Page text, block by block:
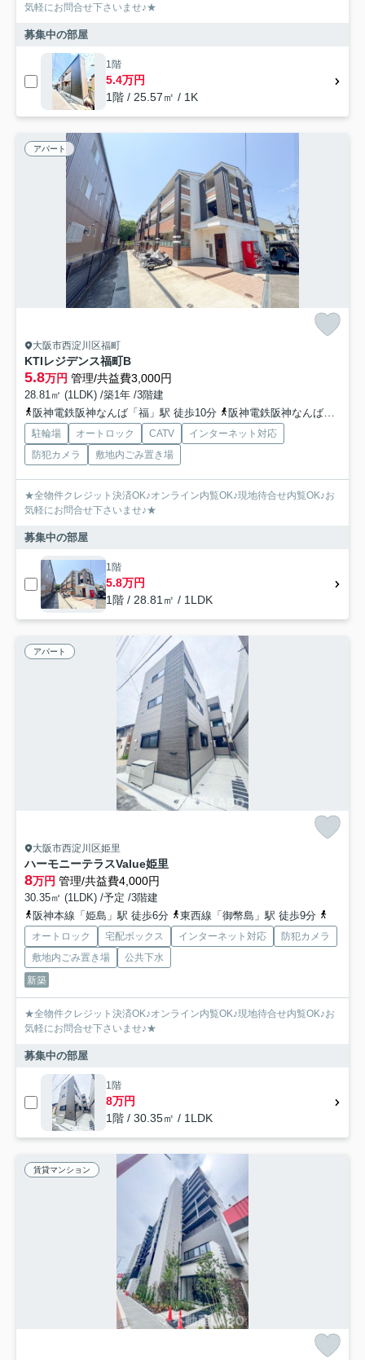
気軽にお問合せ下さいませ♪★
募集中の部屋
1階
5.4万円
1階 / 25.57㎡ / 1K
アパート
大阪市西淀川区福町
KTIレジデンス福町B
5.8万円 管理/共益費3,000円
28.81㎡ (1LDK) /築1年 /3階建
阪神電鉄阪神なんば「福」駅 徒歩10分
阪神電鉄阪神なんば「伝法」駅 徒歩22分
駐輪場 オートロック CATV
インターネット対応
防犯カメラ
敷地内ごみ置き場
★全物件クレジット決済OK♪オンライン内覧OK♪現地待合せ内覧OK♪お
気軽にお問合せ下さいませ♪★
募集中の部屋
1階
5.8万円
1階 / 28.81㎡ / 1LDK
アパート
大阪市西淀川区姫里
ハーモニーテラスValue姫里
8万円 管理/共益費4,000円
30.35㎡ (1LDK) /予定 /3階建
阪神本線「姫島」駅 徒歩6分
東西線「御幣島」駅 徒歩9分
オートロック 宅配ボックス インターネット対応
防犯カメラ
敷地内ごみ置き場
公共下水
新築
★全物件クレジット決済OK♪オンライン内覧OK♪現地待合せ内覧OK♪お
気軽にお問合せ下さいませ♪★
募集中の部屋
1階
8万円
1階 / 30.35㎡ / 1LDK
賃貸マンション